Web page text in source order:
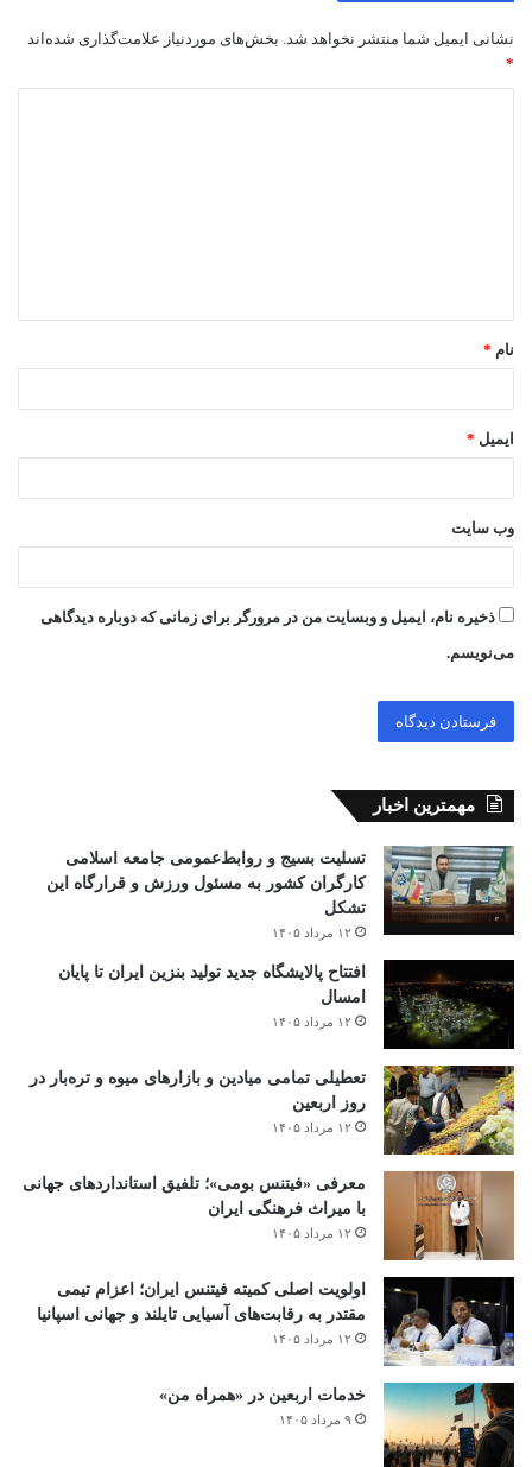
نشانی ایمیل شما منتشر نخواهد شد. بخش‌های موردنیاز علامت‌گذاری شده‌اند
*
*
نام *
ایمیل *
وب‌ سایت
ذخیره نام، ایمیل و وبسایت من در مرورگر برای زمانی که دوباره دیدگاهی
می‌نویسم.
مهمترین اخبار
تسلیت بسیج و روابط‌عمومی جامعه اسلامی
کارگران کشور به مسئول ورزش و قرارگاه این
تشکل
۱۲ مرداد ۱۴۰۵
افتتاح ‌پالایشگاه جدید تولید بنزین ایران تا پایان
امسال
۱۲ مرداد ۱۴۰۵
تعطیلی تمامی میادین و بازارهای میوه و تره‌بار در
روز اربعین
۱۲ مرداد ۱۴۰۵
معرفی «فیتنس بومی»؛ تلفیق استانداردهای جهانی
با میراث فرهنگی ایران
۱۲ مرداد ۱۴۰۵
اولویت اصلی کمیته فیتنس ایران؛ اعزام تیمی
مقتدر به رقابت‌های آسیایی تایلند و جهانی اسپانیا
۱۲ مرداد ۱۴۰۵
خدمات اربعین در «همراه من»
۹ مرداد ۱۴۰۵